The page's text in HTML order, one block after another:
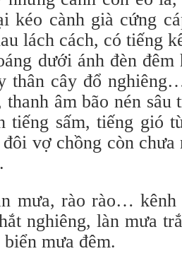
kéo cành già cứng
lách cách, có tiếng
dưới ánh đèn
thân cây đổ
thanh âm bão nén
tiếng sấm, tiếng gió
vợ chồng còn chưa
mưa, rào rào… kênh
nghiêng, làn mưa
mưa đêm.